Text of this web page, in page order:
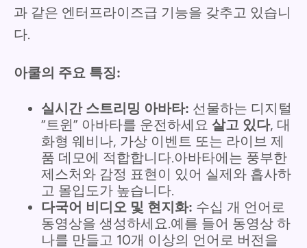
과 같은 엔터프라이즈급 기능을 갖추고 있습니
다.
아쿨의 주요 특징:
실시간 스트리밍 아바타: 선물하는 디지털
“트윈” 아바타를 운전하세요 살고 있다, 대
화형 웨비나, 가상 이벤트 또는 라이브 제
품 데모에 적합합니다.아바타에는 풍부한
제스처와 감정 표현이 있어 실제와 흡사하
고 몰입도가 높습니다.
다국어 비디오 및 현지화: 수십 개 언어로
동영상을 생성하세요.예를 들어 동영상 하
나를 만들고 10개 이상의 언어로 버전을